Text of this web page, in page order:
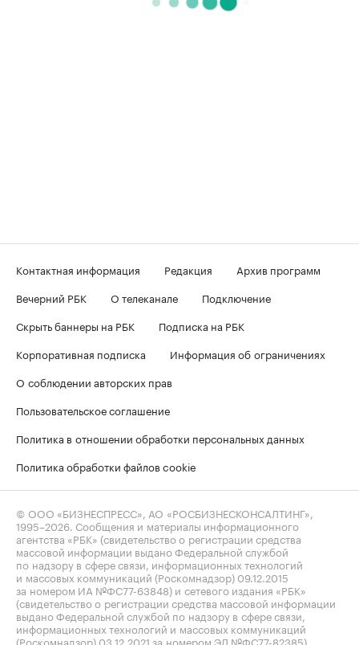
Контактная информация Редакция
Архив программ
Вечерний РБК
О телеканале
Подключение
Скрыть баннеры на РБК
Подписка на РБК
Корпоративная подписка
Информация об ограничениях
О соблюдении авторских прав
Пользовательское соглашение
Политика в отношении обработки персональных данных
Политика обработки файлов cookie
© ООО «БИЗНЕСПРЕСС», АО «РОСБИЗНЕСКОНСАЛТИНГ»,
1995–2026 . Сообщения и материалы информационного
агентства «РБК» (свидетельство о регистрации средства
массовой информации выдано Федеральной службой
по надзору в сфере связи, информационных технологий
и массовых коммуникаций (Роскомнадзор) 09.12.2015
за номером ИА №ФС77-63848) и сетевого издания «РБК»
(свидетельство о регистрации средства массовой информации
выдано Федеральной службой по надзору в сфере связи,
информационных технологий и массовых коммуникаций
(Роскомнадзор) 03.12.2021 за номером ЭЛ №ФС77-82385)